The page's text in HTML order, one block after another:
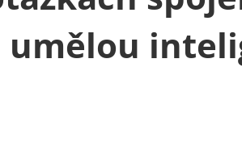
umělou